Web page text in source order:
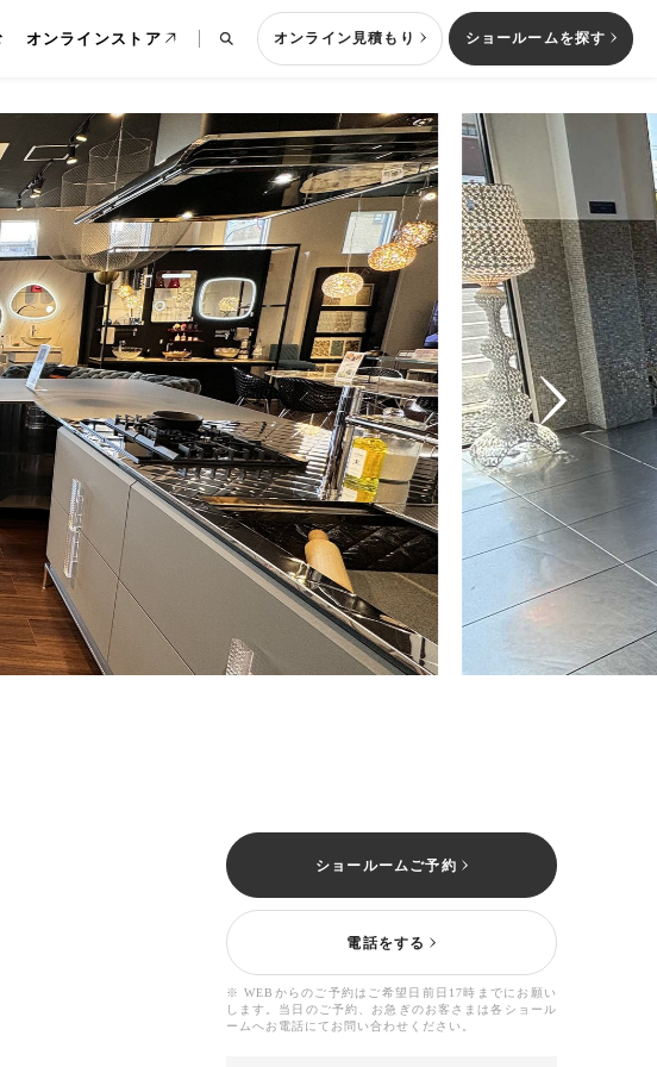
キッチン 並列型キッチン
オンラインストア オンライン見積もり ショールームを探す
ショールームご予約
電話をする
※ WEBからのご予約はご希望日前日17時までにお願い
します。当日のご予約、お急ぎのお客さまは各ショール
ームへお電話にてお問い合わせください。